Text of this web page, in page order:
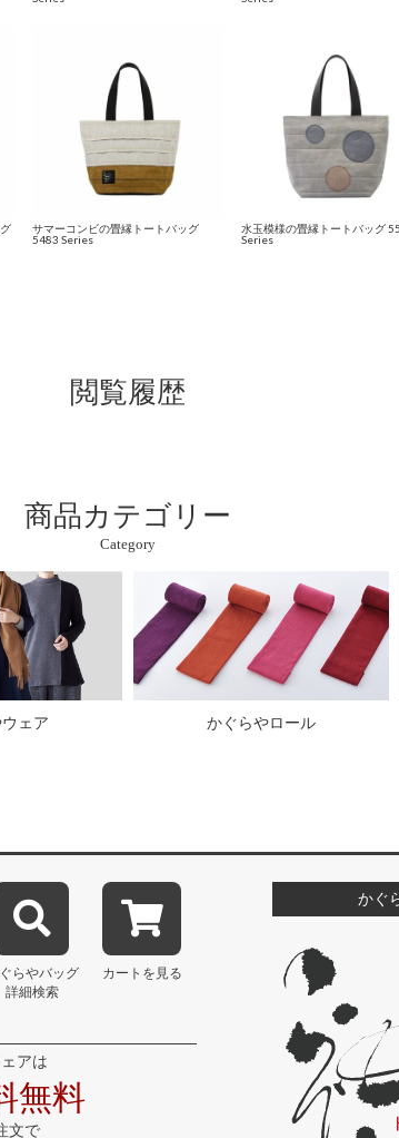
サマーコンビの畳縁トートバッグ
5483 Series
水玉模様の畳縁トートバッグ
Series
閲覧履歴
商品カテゴリー
Category
ェア かぐらやロール
らやバッグ
詳細検索
カートを見る
アは
無料
文で
かぐ